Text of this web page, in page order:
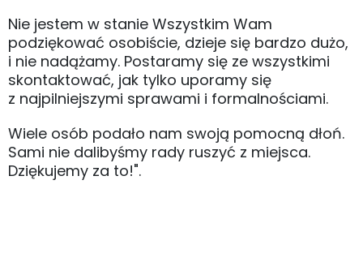
Nie jestem w stanie Wszystkim Wam
podziękować osobiście, dzieje się bardzo dużo,
i nie nadążamy. Postaramy się ze wszystkimi
skontaktować, jak tylko uporamy się
z najpilniejszymi sprawami i formalnościami.
Wiele osób podało nam swoją pomocną dłoń.
Sami nie dalibyśmy rady ruszyć z miejsca.
Dziękujemy za to!".